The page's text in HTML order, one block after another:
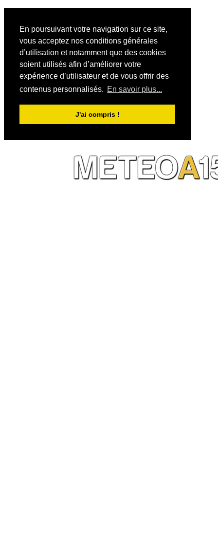
En poursuivant votre navigation sur ce site,
vous acceptez nos conditions générales
d’utilisation et notamment que des cookies
soient utilisés afin d’améliorer votre
expérience d’utilisateur et de vous offrir des
contenus personnalisés. En savoir plus...
J'ai compris !